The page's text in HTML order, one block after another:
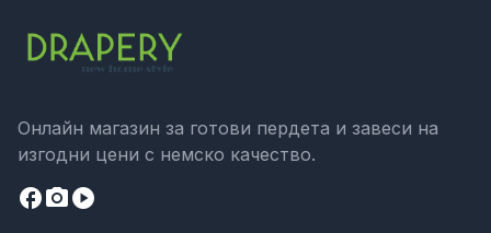
Онлайн магазин за готови пердета и завеси на
изгодни цени с немско качество.
facebookcamera_altplay_circle